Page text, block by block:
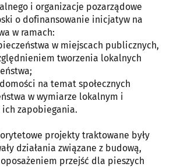
i organizacje pozarządowe
o dofinansowanie inicjatyw na
w ramach:
w miejscach publicznych,
tworzenia lokalnych
na temat społecznych
w wymiarze lokalnym i
zapobiegania.
projekty traktowane były
działania związane z budową,
przejść dla pieszych